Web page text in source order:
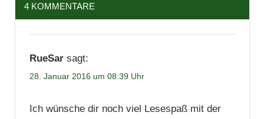
4 KOMMENTARE
RueSar sagt:
28. Januar 2016 um 08:39 Uhr
Ich wünsche dir noch viel Lesespaß mit der